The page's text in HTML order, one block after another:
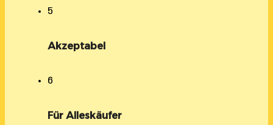
5
Akzeptabel
6
Für Alleskäufer